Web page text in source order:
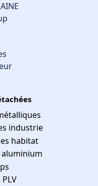
industrie
habitat